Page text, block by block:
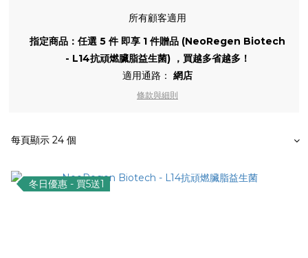
所有顧客適用
指定商品：任選 5 件 即享 1 件贈品 (NeoRegen Biotech
- L14抗頑燃臟脂益生菌) ，買越多省越多！
適用通路： 網店
條款與細則
每頁顯示 24 個
冬日優惠 - 買5送1